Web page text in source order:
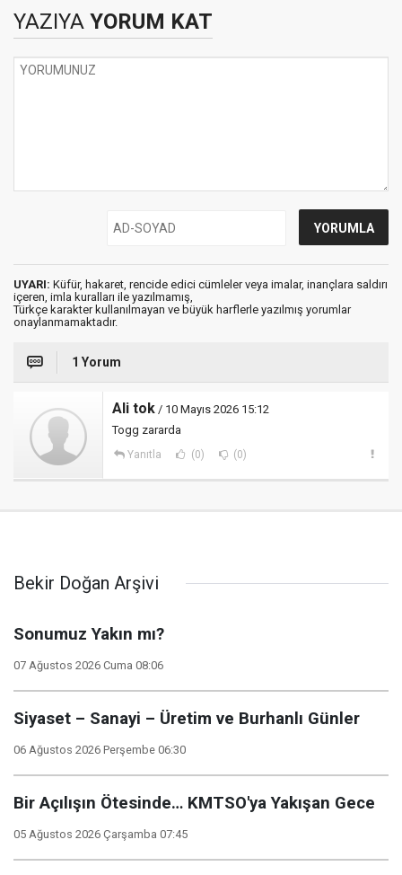
YAZIYA YORUM KAT
UYARI: Küfür, hakaret, rencide edici cümleler veya imalar, inançlara saldırı
içeren, imla kuralları ile yazılmamış,
Türkçe karakter kullanılmayan ve büyük harflerle yazılmış yorumlar
onaylanmamaktadır.
1 Yorum
Ali tok / 10 Mayıs 2026 15:12
Togg zararda
Yanıtla (0) (0)
Bekir Doğan Arşivi
Sonumuz Yakın mı?
07 Ağustos 2026 Cuma 08:06
Siyaset – Sanayi – Üretim ve Burhanlı Günler
06 Ağustos 2026 Perşembe 06:30
Bir Açılışın Ötesinde… KMTSO'ya Yakışan Gece
05 Ağustos 2026 Çarşamba 07:45